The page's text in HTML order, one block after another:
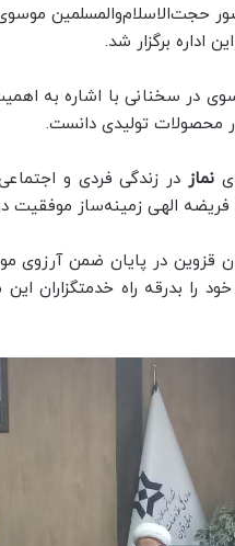
حجت‌الاسلام‌والمسلمین
اداره برگزار شد.
در سخنانی با اشاره به
محصولات تولیدی دانست.
نماز در زندگی فردی و
الهی زمینه‌ساز موفقیت
قزوین در پایان ضمن آرزوی
را بدرقه راه خدمتگزاران